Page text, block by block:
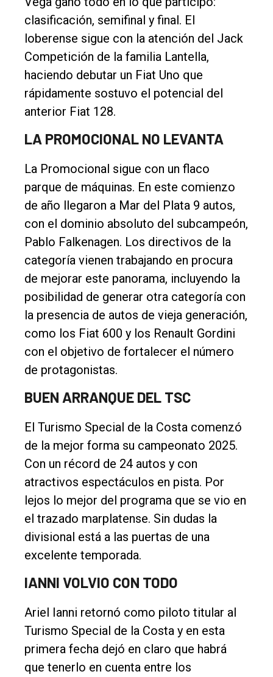
clasificación, semifinal y final. El
loberense sigue con la atención del Jack
Competición de la familia Lantella,
haciendo debutar un Fiat Uno que
rápidamente sostuvo el potencial del
anterior Fiat 128.
LA PROMOCIONAL NO LEVANTA
La Promocional sigue con un flaco
parque de máquinas. En este comienzo
de año llegaron a Mar del Plata 9 autos,
con el dominio absoluto del subcampeón,
Pablo Falkenagen. Los directivos de la
categoría vienen trabajando en procura
de mejorar este panorama, incluyendo la
posibilidad de generar otra categoría con
la presencia de autos de vieja generación,
como los Fiat 600 y los Renault Gordini
con el objetivo de fortalecer el número
de protagonistas.
BUEN ARRANQUE DEL TSC
El Turismo Special de la Costa comenzó
de la mejor forma su campeonato 2025.
Con un récord de 24 autos y con
atractivos espectáculos en pista. Por
lejos lo mejor del programa que se vio en
el trazado marplatense. Sin dudas la
divisional está a las puertas de una
excelente temporada.
IANNI VOLVIO CON TODO
Ariel Ianni retornó como piloto titular al
Turismo Special de la Costa y en esta
primera fecha dejó en claro que habrá
que tenerlo en cuenta entre los